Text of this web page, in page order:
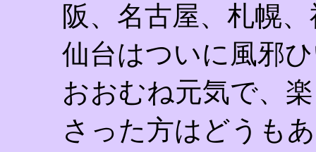
阪、名古屋、札幌
仙台はついに風邪
おおむね元気で、
さった方はどうも